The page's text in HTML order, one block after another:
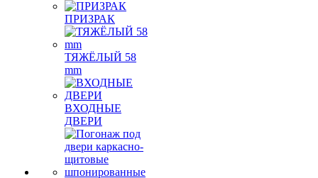
ПРИЗРАК
ТЯЖЁЛЫЙ 58
mm
ВХОДНЫЕ
ДВЕРИ